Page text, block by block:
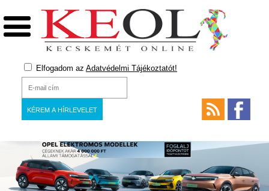
Elfogadom az Adatvédelmi Tájékoztatót!